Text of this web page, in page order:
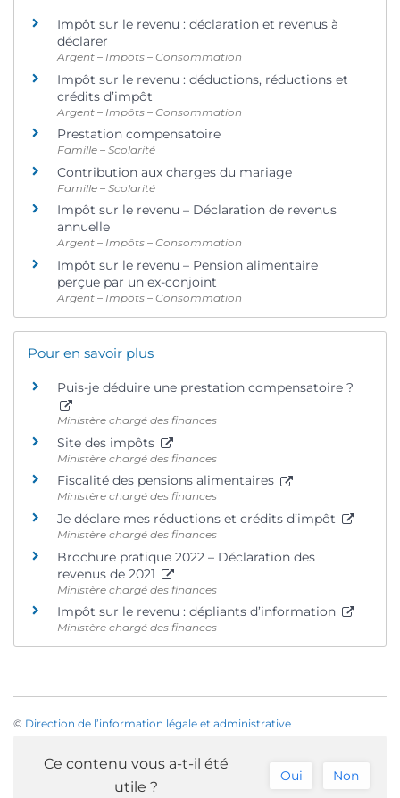
Impôt sur le revenu : déclaration et revenus à
déclarer
Argent – Impôts – Consommation
Impôt sur le revenu : déductions, réductions et
crédits d’impôt
Argent – Impôts – Consommation
Prestation compensatoire
Famille – Scolarité
Contribution aux charges du mariage
Famille – Scolarité
Impôt sur le revenu – Déclaration de revenus
annuelle
Argent – Impôts – Consommation
Impôt sur le revenu – Pension alimentaire
perçue par un ex-conjoint
Argent – Impôts – Consommation
Pour en savoir plus
Puis-je déduire une prestation compensatoire ?
Ministère chargé des finances
Site des impôts
Ministère chargé des finances
Fiscalité des pensions alimentaires
Ministère chargé des finances
Je déclare mes réductions et crédits d’impôt
Ministère chargé des finances
Brochure pratique 2022 – Déclaration des
revenus de 2021
Ministère chargé des finances
Impôt sur le revenu : dépliants d’information
Ministère chargé des finances
© Direction de l’information légale et administrative
Ce contenu vous a-t-il été
utile ?
Oui Non